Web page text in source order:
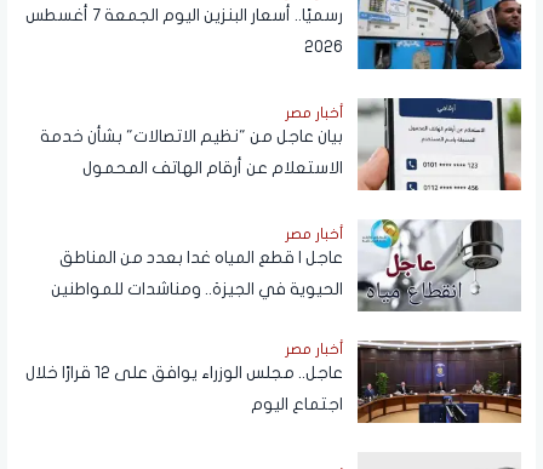
رسميًا.. أسعار البنزين اليوم الجمعة 7 أغسطس
2026
أخبار مصر
بيان عاجل من "نظيم الاتصالات" بشأن خدمة
الاستعلام عن أرقام الهاتف المحمول
NTRA
أخبار مصر
عاجل | قطع المياه غدا بعدد من المناطق
الحيوية في الجيزة.. ومناشدات للمواطنين
أخبار مصر
عاجل.. مجلس الوزراء يوافق على 12 قرارًا خلال
اجتماع اليوم